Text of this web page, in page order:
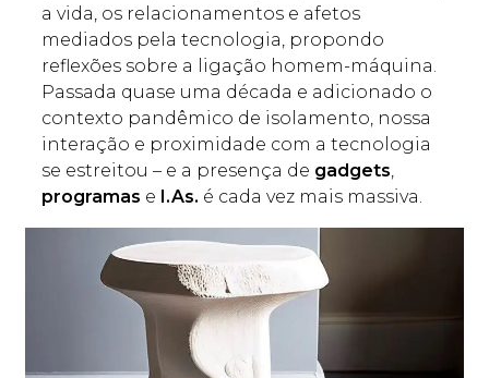
a vida, os relacionamentos e afetos
mediados pela tecnologia, propondo
reflexões sobre a ligação homem-máquina.
Passada quase uma década e adicionado o
contexto pandêmico de isolamento, nossa
interação e proximidade com a tecnologia
se estreitou – e a presença de gadgets,
programas e I.As. é cada vez mais massiva.